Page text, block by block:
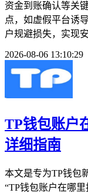
资金到账确认等关
点，如虚假平台诱
户规避损失，实现
2026-08-06 13:10:29
TP钱包账户
详细指南
本文是专为TP钱包
“TP钱包账户在哪